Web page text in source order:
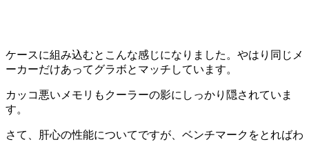
ケースに組み込むとこんな感じになりました。やはり同じメ
ーカーだけあってグラボとマッチしています。
カッコ悪いメモリもクーラーの影にしっかり隠されていま
す。
さて、肝心の性能についてですが、ベンチマークをとればわ